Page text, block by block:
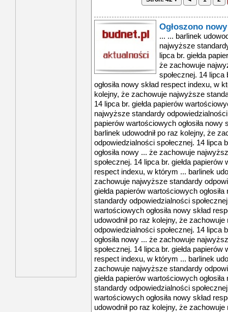
Ogłoszono
... ... barlinek
najwyższe
lipca br. giełda
że zachowuje
społecznej. 14 lipca
ogłosiła nowy skład respect indexu, w
kolejny, że zachowuje najwyższe
14 lipca br. giełda papierów
najwyższe standardy odpowiedzialności
papierów wartościowych ogłosiła
barlinek udowodnił po raz kolejny, że
odpowiedzialności społecznej. 14 lipca
ogłosiła nowy ... że zachowuje
społecznej. 14 lipca br. giełda papierów
respect indexu, w którym ... barlinek
zachowuje najwyższe standardy
giełda papierów wartościowych
standardy odpowiedzialności
wartościowych ogłosiła nowy skład
udowodnił po raz kolejny, że
odpowiedzialności społecznej. 14 lipca
ogłosiła nowy ... że zachowuje
społecznej. 14 lipca br. giełda papierów
respect indexu, w którym ... barlinek
zachowuje najwyższe standardy
giełda papierów wartościowych
standardy odpowiedzialności
wartościowych ogłosiła nowy skład
udowodnił po raz kolejny, że